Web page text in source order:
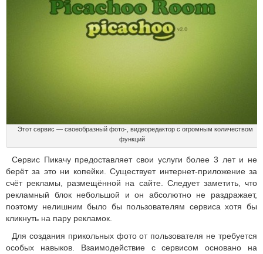
Этот сервис — своеобразный фото-, видеоредактор с огромным количеством
функций
Сервис Пикачу предоставляет свои услуги более 3 лет и не
берёт за это ни копейки. Существует интернет-приложение за
счёт рекламы, размещённой на сайте. Следует заметить, что
рекламный блок небольшой и он абсолютно не раздражает,
поэтому нелишним было бы пользователям сервиса хотя бы
кликнуть на пару рекламок.
Для создания прикольных фото от пользователя не требуется
особых навыков. Взаимодействие с сервисом основано на